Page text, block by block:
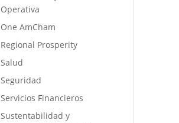
Operativa
One AmCham
Regional Prosperity
Salud
Seguridad
Servicios Financieros
Sustentabilidad y